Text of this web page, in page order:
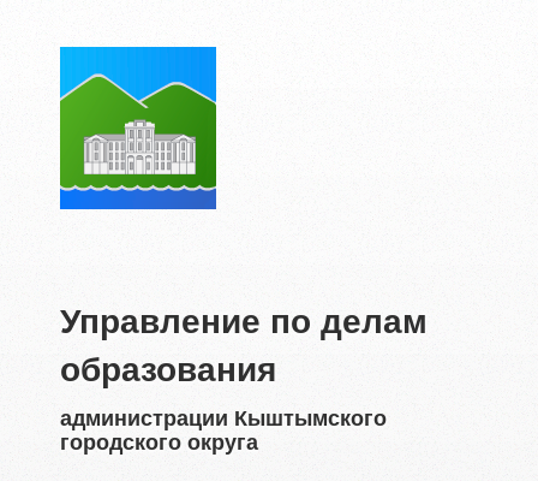
Управление по делам
образования
администрации Кыштымского
городского округа